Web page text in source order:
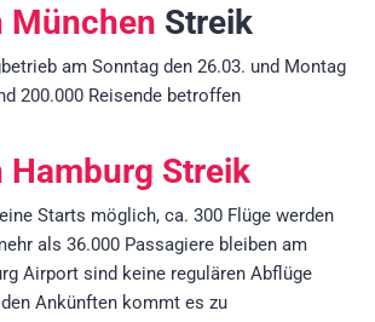
München Streik
am Sonntag den 26.03. und Montag
200.000 Reisende betroffen
Hamburg Streik
Starts möglich, ca. 300 Flüge werden
als 36.000 Passagiere bleiben am
Airport sind keine regulären Abflüge
Ankünften kommt es zu